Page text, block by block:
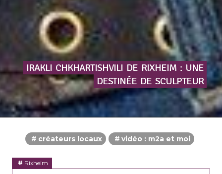
IRAKLI CHKHARTISHVILI DE RIXHEIM : UNE
DESTINÉE DE SCULPTEUR
créateurs locaux vidéo : m2a et moi
Rixheim